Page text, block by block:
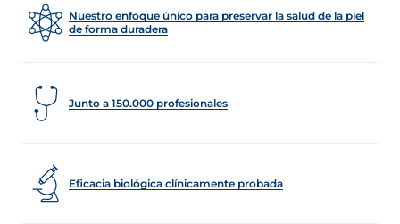
Nuestro enfoque único para preservar la salud de la piel
de forma duradera
Junto a 150.000 profesionales
Eficacia biológica clínicamente probada